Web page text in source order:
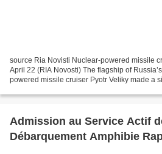
source Ria Novisti Nuclear-powered missile
April 22 (RIA Novosti) The flagship of
powered missile cruiser Pyotr Veliky made a
Admission au Service Actif
Débarquement Amphibie